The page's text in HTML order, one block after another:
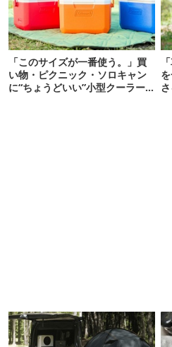
「このサイズが一番使う。」買
い物・ピクニック・ソロキャン
に“ちょうどいい”小型クーラー